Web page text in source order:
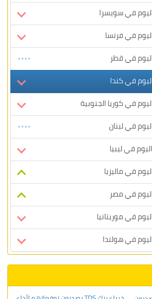
في سويسرا
في فرنسا
في قطر
في كندا
في كوريا الجنوبية
في لبنان
في ليبيا
في ماليزيا
في مصر
في موريتانيا
في هولندا